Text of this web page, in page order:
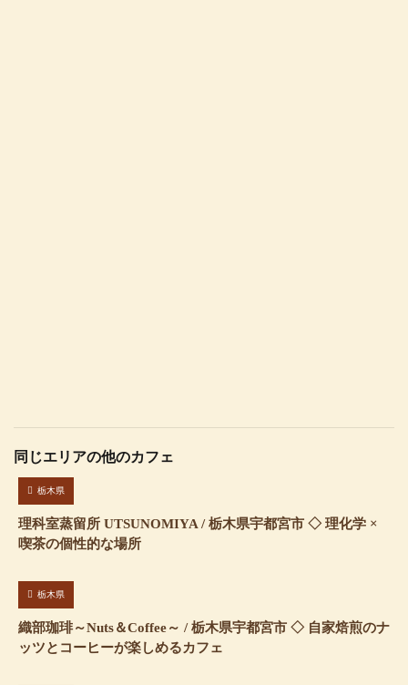
同じエリアの他のカフェ
栃木県
理科室蒸留所 UTSUNOMIYA / 栃木県宇都宮市 ◇ 理化学 ×
喫茶の個性的な場所
栃木県
織部珈琲～Nuts＆Coffee～ / 栃木県宇都宮市 ◇ 自家焙煎のナ
ッツとコーヒーが楽しめるカフェ